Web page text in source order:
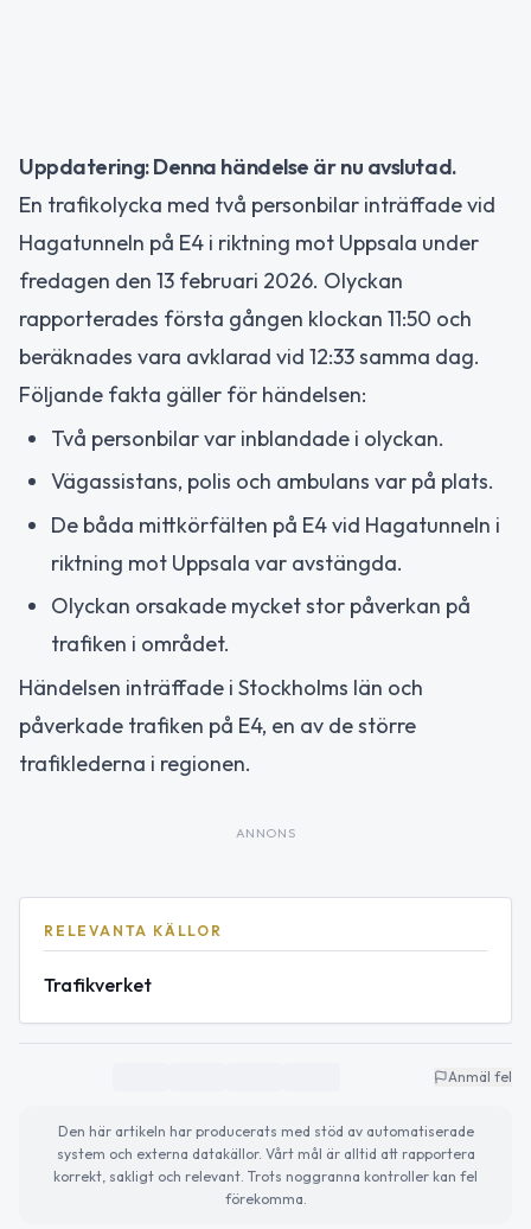
Uppdatering: Denna händelse är nu avslutad.
En trafikolycka med två personbilar inträffade vid
Hagatunneln på E4 i riktning mot Uppsala under
fredagen den 13 februari 2026. Olyckan
rapporterades första gången klockan 11:50 och
beräknades vara avklarad vid 12:33 samma dag.
Följande fakta gäller för händelsen:
Två personbilar var inblandade i olyckan.
Vägassistans, polis och ambulans var på plats.
De båda mittkörfälten på E4 vid Hagatunneln i
riktning mot Uppsala var avstängda.
Olyckan orsakade mycket stor påverkan på
trafiken i området.
Händelsen inträffade i Stockholms län och
påverkade trafiken på E4, en av de större
trafiklederna i regionen.
ANNONS
RELEVANTA KÄLLOR
Trafikverket
Anmäl fel
Den här artikeln har producerats med stöd av automatiserade
system och externa datakällor. Vårt mål är alltid att rapportera
korrekt, sakligt och relevant. Trots noggranna kontroller kan fel
förekomma.